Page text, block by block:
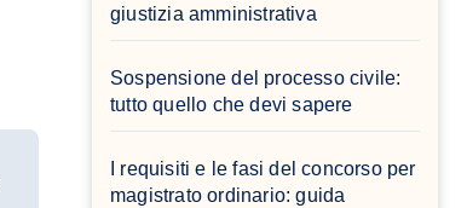
giustizia amministrativa
Sospensione del processo civile:
tutto quello che devi sapere
I requisiti e le fasi del concorso per
magistrato ordinario: guida